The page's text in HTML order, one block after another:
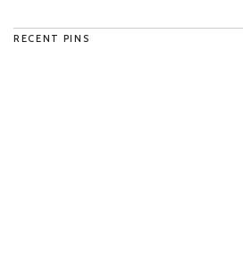
RECENT PINS